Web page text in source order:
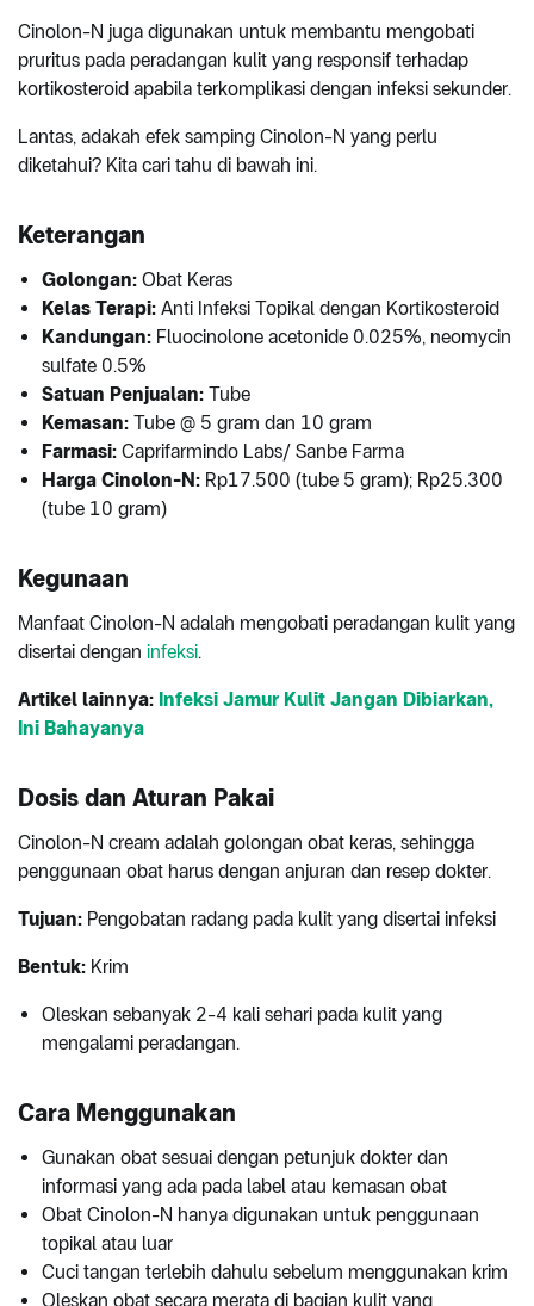
Cinolon-N juga digunakan untuk membantu mengobati
pruritus pada peradangan kulit yang responsif terhadap
kortikosteroid apabila terkomplikasi dengan infeksi sekunder.
Lantas, adakah efek samping Cinolon-N yang perlu
diketahui? Kita cari tahu di bawah ini.
Keterangan
Golongan: Obat Keras
Kelas Terapi: Anti Infeksi Topikal dengan Kortikosteroid
Kandungan: Fluocinolone acetonide 0.025%, neomycin
sulfate 0.5%
Satuan Penjualan: Tube
Kemasan: Tube @ 5 gram dan 10 gram
Farmasi: Caprifarmindo Labs/ Sanbe Farma
Harga Cinolon-N: Rp17.500 (tube 5 gram); Rp25.300
(tube 10 gram)
Kegunaan
Manfaat Cinolon-N adalah mengobati peradangan kulit yang
disertai dengan infeksi.
Artikel lainnya: Infeksi Jamur Kulit Jangan Dibiarkan,
Ini Bahayanya
Dosis dan Aturan Pakai
Cinolon-N cream adalah golongan obat keras, sehingga
penggunaan obat harus dengan anjuran dan resep dokter.
Tujuan: Pengobatan radang pada kulit yang disertai infeksi
Bentuk: Krim
Oleskan sebanyak 2-4 kali sehari pada kulit yang
mengalami peradangan.
Cara Menggunakan
Gunakan obat sesuai dengan petunjuk dokter dan
informasi yang ada pada label atau kemasan obat
Obat Cinolon-N hanya digunakan untuk penggunaan
topikal atau luar
Cuci tangan terlebih dahulu sebelum menggunakan krim
Oleskan obat secara merata di bagian kulit yang